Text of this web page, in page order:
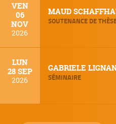
VEN
06
NOV
2026
MAUD
SOUTENANCE DE
LUN
28 SEP
2026
GABRIELE
SÉMINAIRE